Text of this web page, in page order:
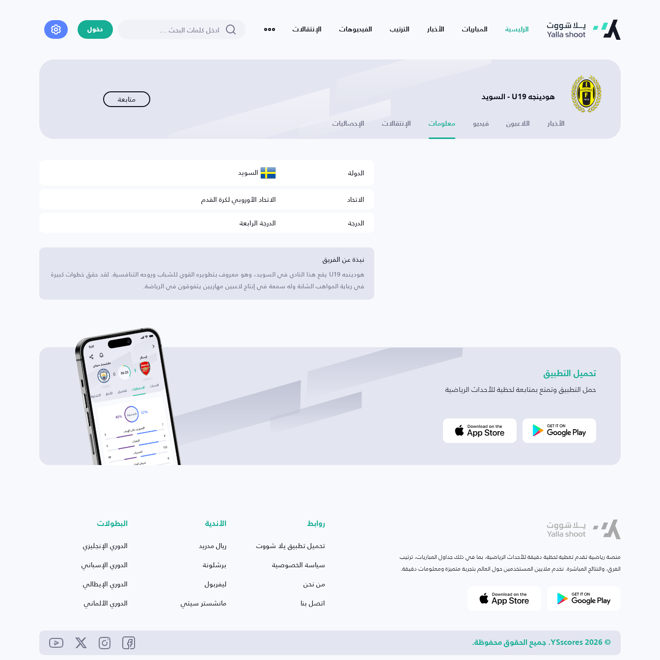
الرئيسية المباريات الأخبار الترتيب الفيديوهات الإنتقالات دخول
هودينجه U19 - السويد متابعة
الأخبار اللاعبون فيديو معلومات الإنتقالات الإحصائيات
الدولة السويد
الاتحاد
الاتحاد الأوروبي لكرة القدم
الدرجة
الدرجة الرابعة
نبذة عن الفريق
هودينجه U19 يقع هذا النادي في السويد، وهو معروف بتطويره القوي للشباب وروحه التنافسية. لقد حقق خطوات كبيرة
في رعاية المواهب الشابة وله سمعة في إنتاج لاعبين مهاريين يتفوقون في الرياضة.
تحميل التطبيق
حمل التطبيق وتمتع بمتابعة لحظية للأحداث الرياضية
منصة رياضية تقدم تغطية لحظية دقيقة للأحداث الرياضية، بما في ذلك جداول المباريات، ترتيب
الفرق، والنتائج المباشرة. نخدم ملايين المستخدمين حول العالم بتجربة متميزة ومعلومات دقيقة.
روابط
تحميل تطبيق يلا شووت
سياسة الخصوصية
من نحن
اتصل بنا
الأندية
ريال مدريد
برشلونة
ليفربول
مانشستر سيتي
البطولات
الدوري الإنجليزي
الدوري الإسباني
الدوري الإيطالي
الدوري الألماني
© 2026 YSscores. جميع الحقوق محفوظة.